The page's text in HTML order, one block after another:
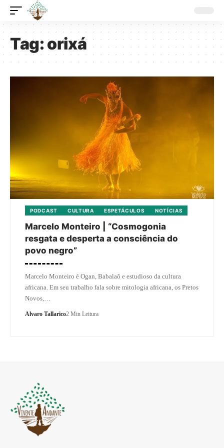
Tag:orixá
PODCAST CULTURA ESPETÁCULOS NOTÍCIAS
Marcelo Monteiro | “Cosmogonia
resgata e desperta a consciência do
povo negro”
Marcelo Monteiro é Ogan, Babalaô e estudioso da cultura
africana. Em seu trabalho fala sobre mitologia africana, os Pretos
Novos,…
Alvaro Tallarico2 Min Leitura